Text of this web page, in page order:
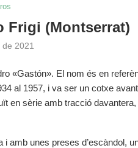
Frigi (Montserrat)
2021
«Gastón». El nom és en
al 1957, i va ser un cotxe
en sèrie amb tracció
amb unes preses d’escàndol,